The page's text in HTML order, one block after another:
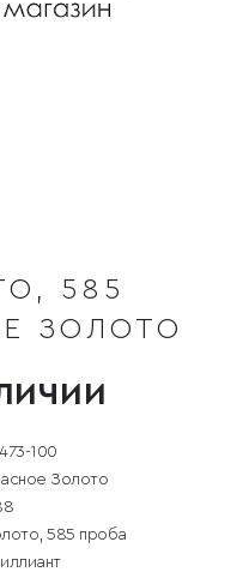
585
ЗОЛОТО
100
Золото
585 проба